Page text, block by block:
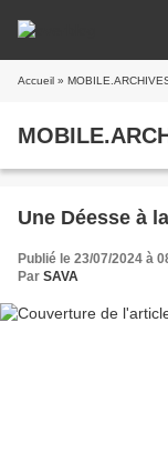
Accueil »
Une Déesse à
Publié le 23/07/2024 à
Par SAVA